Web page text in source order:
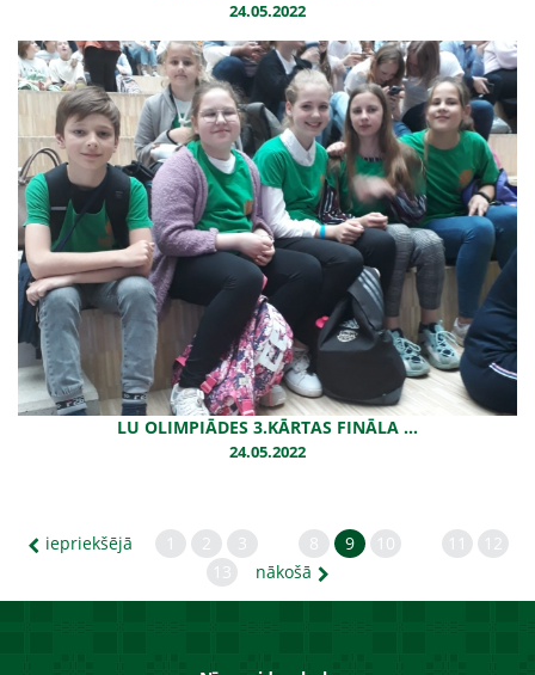
24.05.2022
LU OLIMPIĀDES 3.KĀRTAS FINĀLA ...
24.05.2022
iepriekšējā 2 3 8 9 10
12
13
nākošā